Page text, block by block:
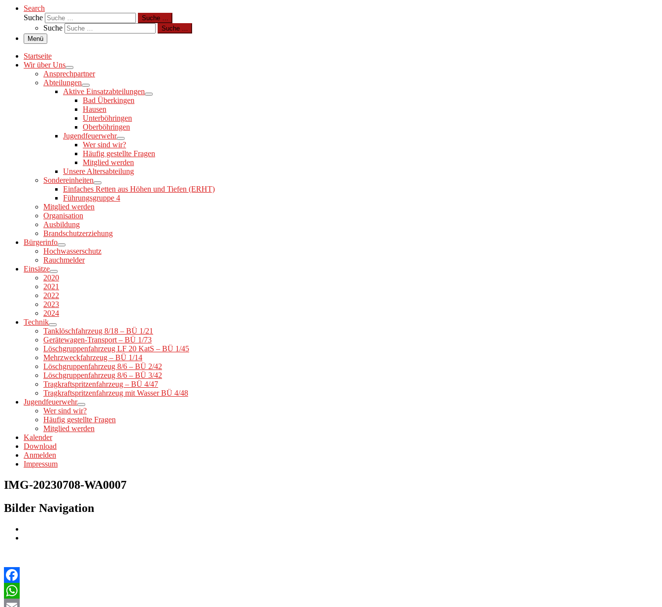
Search
Suche
Suche …
Suche
Suche …
Menü
Startseite
Wir über Uns
Ansprechpartner
Abteilungen
Aktive Einsatzabteilungen
Bad Überkingen
Hausen
Unterböhringen
Oberböhringen
Jugendfeuerwehr
Wer sind wir?
Häufig gestellte Fragen
Mitglied werden
Unsere Altersabteilung
Sondereinheiten
Einfaches Retten aus Höhen und Tiefen (ERHT)
Führungsgruppe 4
Mitglied werden
Organisation
Ausbildung
Brandschutzerziehung
Bürgerinfo
Hochwasserschutz
Rauchmelder
Einsätze
2020
2021
2022
2023
2024
Technik
Tanklöschfahrzeug 8/18 – BÜ 1/21
Gerätewagen-Transport – BÜ 1/73
Löschgruppenfahrzeug LF 20 KatS – BÜ 1/45
Mehrzweckfahrzeug – BÜ 1/14
Löschgruppenfahrzeug 8/6 – BÜ 2/42
Löschgruppenfahrzeug 8/6 – BÜ 3/42
Tragkraftspritzenfahrzeug – BÜ 4/47
Tragkraftspritzenfahrzeug mit Wasser BÜ 4/48
Jugendfeuerwehr
Wer sind wir?
Häufig gestellte Fragen
Mitglied werden
Kalender
Download
Anmelden
Impressum
IMG-20230708-WA0007
Bilder Navigation
Facebook